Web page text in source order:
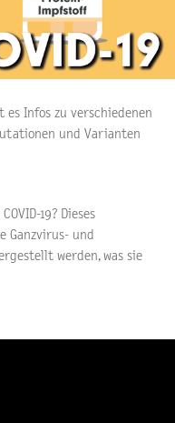
es Infos zu verschiedenen
und Varianten
19? Dieses
Ganzvirus- und
werden, was sie